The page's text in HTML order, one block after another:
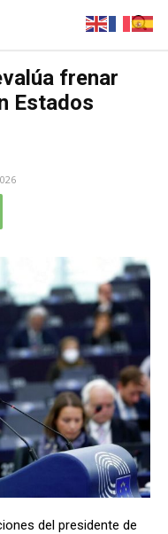
frenar
Estados
del presidente de